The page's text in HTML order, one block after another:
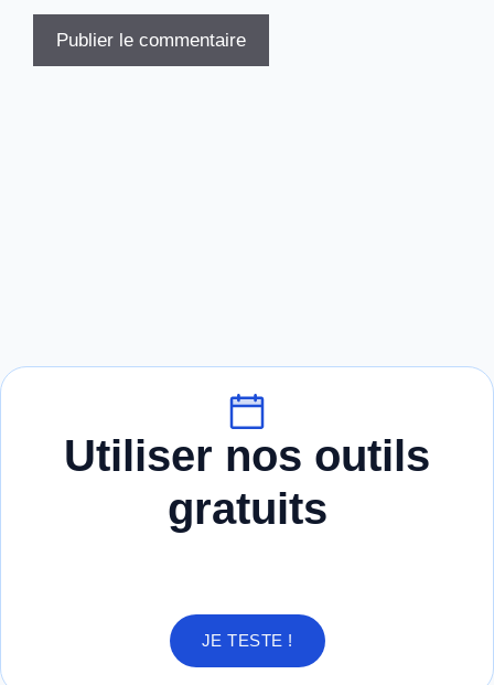
Utiliser nos outils
gratuits
JE TESTE !